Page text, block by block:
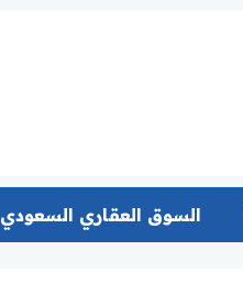
السوق العقاري السعودي